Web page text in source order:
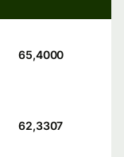
65,4000
62,3307